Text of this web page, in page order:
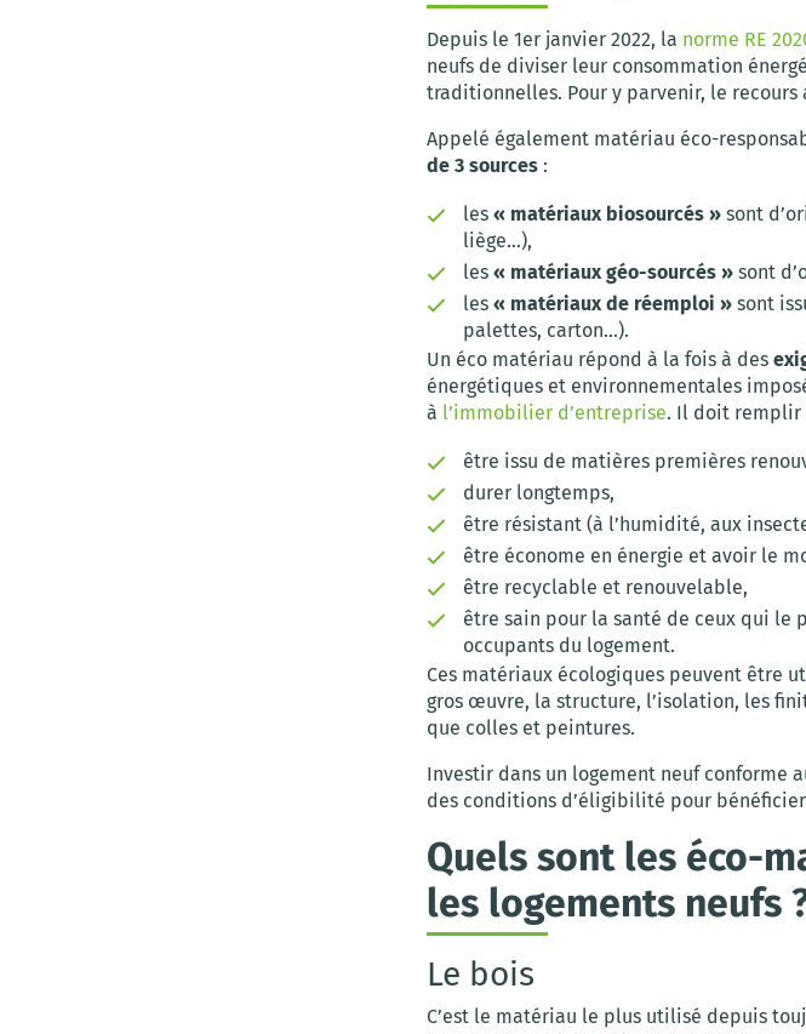
Depuis le 1er janvier 2022, la norme RE
neufs de diviser leur consommation
traditionnelles. Pour y parvenir, le
Appelé également matériau éco-
de 3 sources :
les « matériaux biosourcés » sont
liège…),
les « matériaux géo-sourcés » sont
les « matériaux de réemploi » sont
palettes, carton…).
Un éco matériau répond à la fois à des
énergétiques et environnementales
à l’immobilier d’entreprise. Il doit remplir
être issu de matières premières
durer longtemps,
être résistant (à l’humidité, aux
être économe en énergie et avoir le
être recyclable et renouvelable,
être sain pour la santé de ceux qui
occupants du logement.
Ces matériaux écologiques peuvent être
gros œuvre, la structure, l’isolation, les
que colles et peintures.
Investir dans un logement neuf conforme
des conditions d’éligibilité pour
Quels sont les éco-
les logements neufs
Le bois
C’est le matériau le plus utilisé depuis